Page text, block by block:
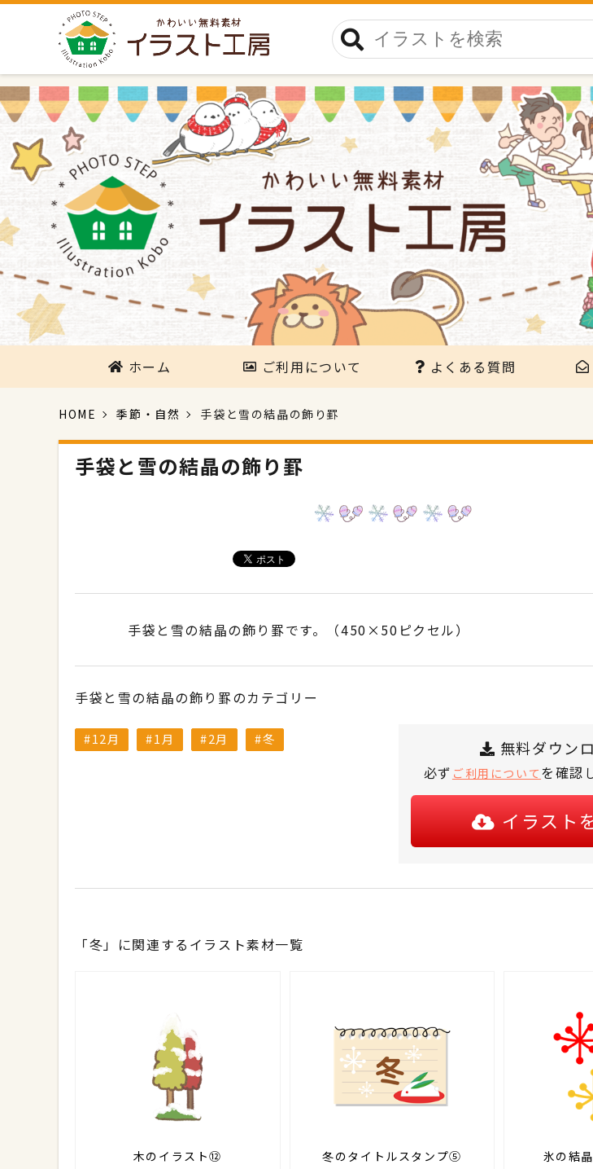
ホーム ご利用について よくある質問
HOME 季節・自然 手袋と雪の結晶の飾り罫
手袋と雪の結晶の飾り罫
手袋と雪の結晶の飾り罫です。（450×50ピクセル）
手袋と雪の結晶の飾り罫のカテゴリー
12月 1月 2月 冬 無料ダウン
必ず ご利用について を確認
イラスト
「冬」に関連するイラスト素材一覧
木のイラスト⑫ 冬のタイトルスタンプ⑤ 氷の結